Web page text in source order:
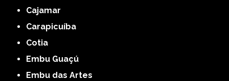
Cajamar
Carapicuíba
Cotia
Embu Guaçú
Embu das Artes